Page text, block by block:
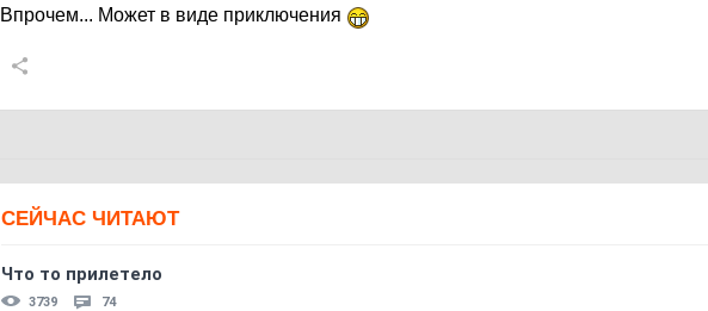
Впрочем... Может в виде приключения
СЕЙЧАС ЧИТАЮТ
Что то прилетело
3739 74